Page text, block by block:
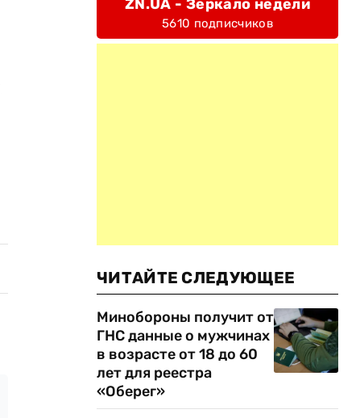
ZN.UA - Зеркало недели
5610 подписчиков
ЧИТАЙТЕ СЛЕДУЮЩЕЕ
Минобороны получит от
ГНС данные о мужчинах
в возрасте от 18 до 60
лет для реестра
«Оберег»